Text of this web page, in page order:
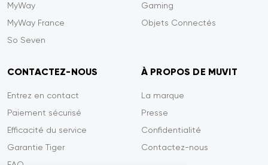
MyWay
MyWay France
So Seven
Gaming
Objets Connectés
CONTACTEZ-NOUS
Entrez en contact
Paiement sécurisé
Efficacité du service
Garantie Tiger
À PROPOS DE MUVIT
La marque
Presse
Confidentialité
Contactez-nous